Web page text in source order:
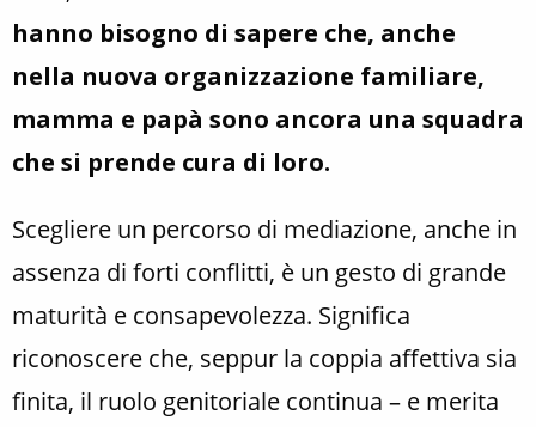
hanno bisogno di sapere che, anche
nella nuova organizzazione familiare,
mamma e papà sono ancora una squadra
che si prende cura di loro.
Scegliere un percorso di mediazione, anche in
assenza di forti conflitti, è un gesto di grande
maturità e consapevolezza. Significa
riconoscere che, seppur la coppia affettiva sia
finita, il ruolo genitoriale continua – e merita